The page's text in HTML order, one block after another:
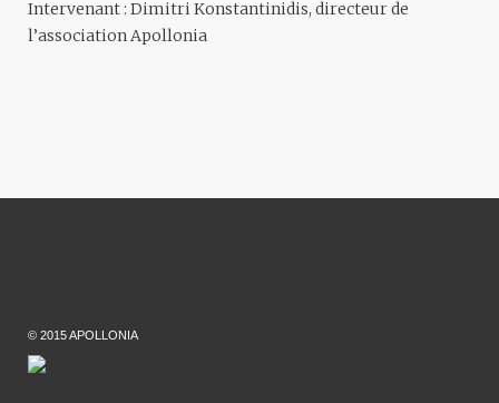
Intervenant : Dimitri Konstantinidis, directeur de
l’association Apollonia
© 2015 APOLLONIA